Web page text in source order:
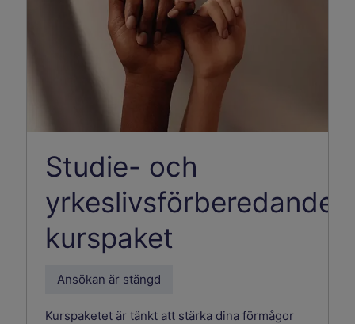
Studie- och
yrkeslivsförberedande
kurspaket
Ansökan är stängd
Kurspaketet är tänkt att stärka dina förmågor